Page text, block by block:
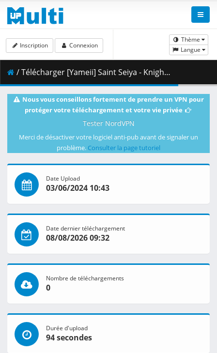
Thème
Langue
Inscription Connexion
/ Télécharger [Yameii] Saint Seiya - Knights of the Zodiac - S03E11 [English Dub] [CR WEB-DL 720p] [EA6B6A4E].mkv.002 ( 338.86 MB )
Nous vous conseillons fortement de prendre un VPN pour
protéger votre téléchargement et votre vie privée
Tester NordVPN
Merci de désactiver votre logiciel anti-pub avant de signaler un
problème. Consulter la page tutoriel
Date Upload
03/06/2024 10:43
Date dernier téléchargement
08/08/2026 09:32
Nombre de téléchargements
0
Durée d'upload
94 secondes